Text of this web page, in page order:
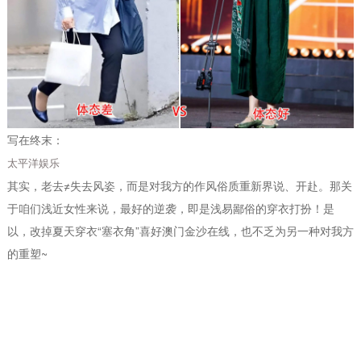
写在终末：
太平洋娱乐
其实，老去≠失去风姿，而是对我方的作风俗质重新界说、开赴。那关
于咱们浅近女性来说，最好的逆袭，即是浅易鄙俗的穿衣打扮！是
以，改掉夏天穿衣“塞衣角”喜好澳门金沙在线，也不乏为另一种对我方
的重塑~